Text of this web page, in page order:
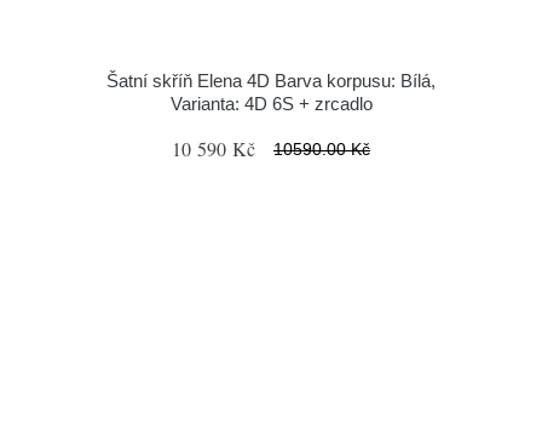
Šatní skříň Elena 4D Barva korpusu: Bílá,
Varianta: 4D 6S + zrcadlo
10 590 Kč 10590.00 Kč